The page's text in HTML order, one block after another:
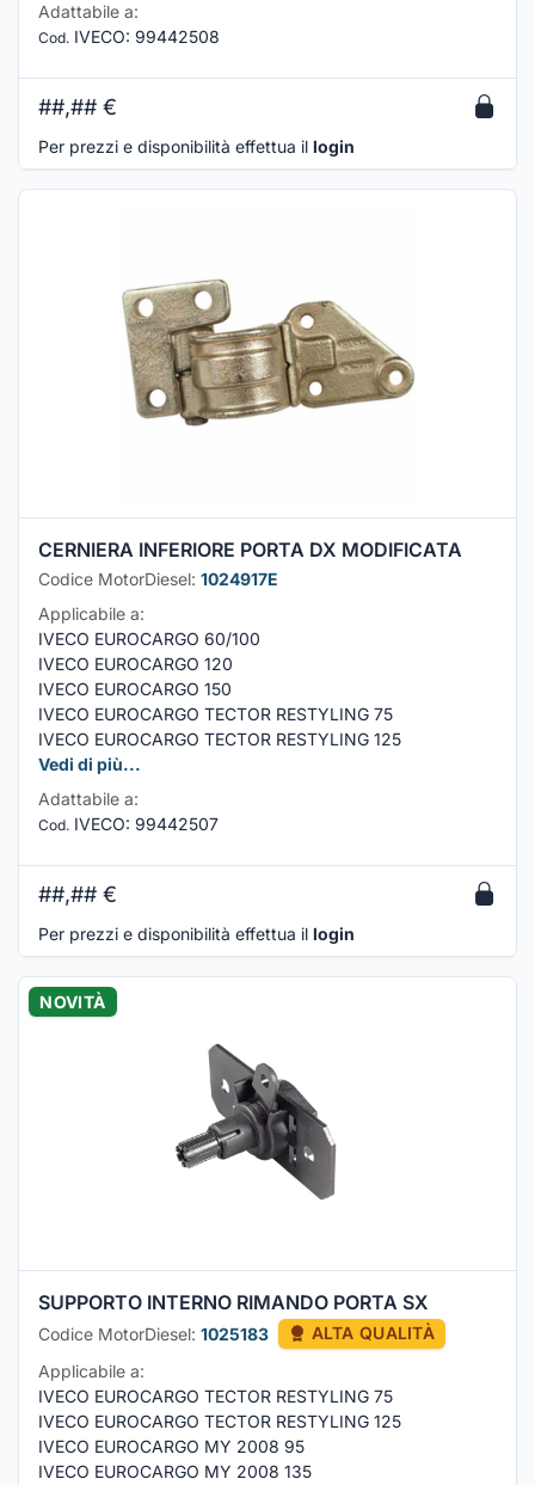
Adattabile a:
Cod. IVECO: 99442508
##,## €
Per prezzi e disponibilità effettua il login
CERNIERA INFERIORE PORTA DX MODIFICATA
Codice MotorDiesel: 1024917E
Applicabile a:
IVECO EUROCARGO 60/100
IVECO EUROCARGO 120
IVECO EUROCARGO 150
IVECO EUROCARGO TECTOR RESTYLING 75
IVECO EUROCARGO TECTOR RESTYLING 125
Vedi di più...
Adattabile a:
Cod. IVECO: 99442507
##,## €
Per prezzi e disponibilità effettua il login
NOVITÀ
SUPPORTO INTERNO RIMANDO PORTA SX
Codice MotorDiesel: 1025183
ALTA QUALITÀ
Applicabile a:
IVECO EUROCARGO TECTOR RESTYLING 75
IVECO EUROCARGO TECTOR RESTYLING 125
IVECO EUROCARGO MY 2008 95
IVECO EUROCARGO MY 2008 135